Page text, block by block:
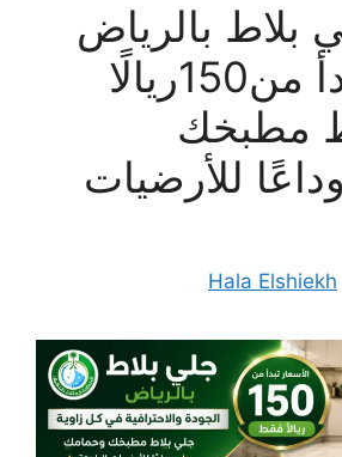
بلاط بالرياض
بأسعار تبدأ من150ريالًا
مطبخك
للأرضيات
Hala Elshiekh